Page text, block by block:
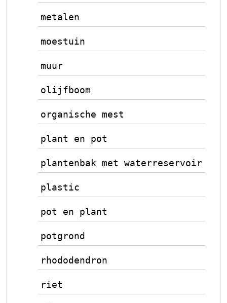
metalen
moestuin
muur
olijfboom
organische mest
plant en pot
plantenbak met waterreservoir
plastic
pot en plant
potgrond
rhododendron
riet